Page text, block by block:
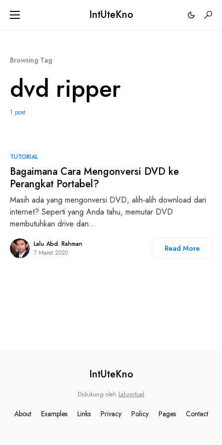
IntUteKno
Browsing Tag
dvd ripper
1 post
TUTORIAL
Bagaimana Cara Mengonversi DVD ke
Perangkat Portabel?
Masih ada yang mengonversi DVD, alih-alih download dari
internet? Seperti yang Anda tahu, memutar DVD
membutuhkan drive dan…
Lalu Abd. Rahman
7 Maret 2020
Read More
IntUteKno
Didukung oleh Laluvirtual
About Examples Links Privacy Policy Pages Contact